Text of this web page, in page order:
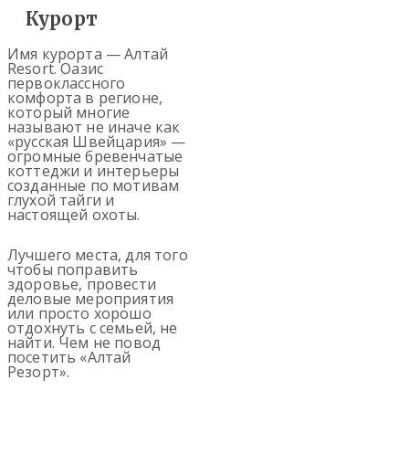
Курорт
Имя курорта — Алтай
Resort. Оазис
первоклассного
комфорта в регионе,
который многие
называют не иначе как
«русская Швейцария» —
огромные бревенчатые
коттеджи и интерьеры
созданные по мотивам
глухой тайги и
настоящей охоты.
Лучшего места, для того
чтобы поправить
здоровье, провести
деловые мероприятия
или просто хорошо
отдохнуть с семьей, не
найти. Чем не повод
посетить «Алтай
Резорт».